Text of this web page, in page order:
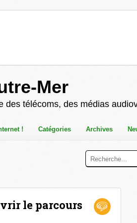
Mer
télécoms, des médias
! Catégories Archives
le parcours